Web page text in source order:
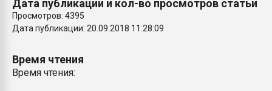
Дата публикации и кол-во просмотров статьи
Просмотров: 4395
Дата публикации: 20.09.2018 11:28:09
Время чтения
Время чтения: